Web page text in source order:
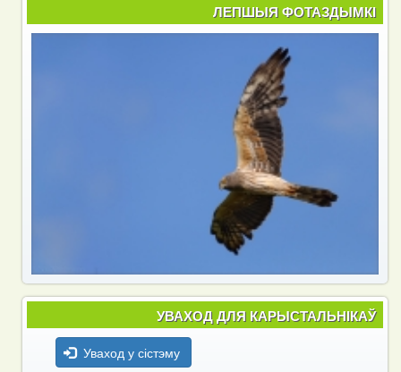
ЛЕПШЫЯ ФОТАЗДЫМКІ
УВАХОД ДЛЯ КАРЫСТАЛЬНІКАЎ
Уваход у сістэму